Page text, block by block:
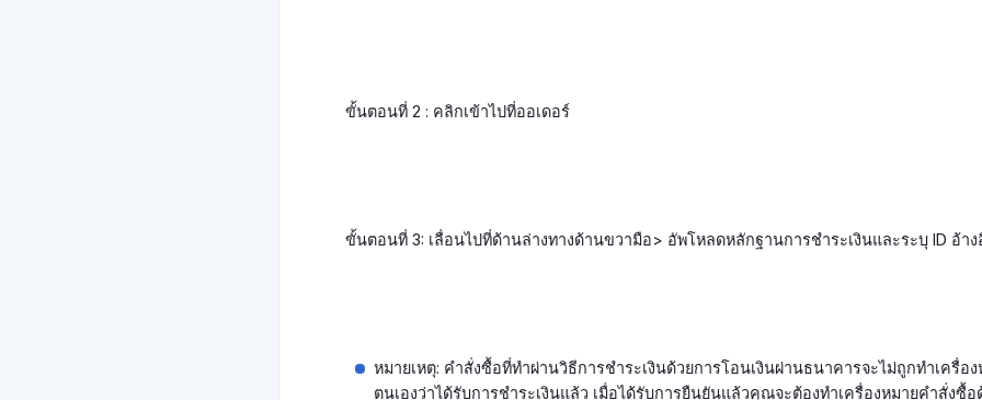
ขั้นตอนที่ 2 : คลิกเข้าไปที่ออเดอร์
ขั้นตอนที่ 3: เลื่อนไปที่ด้านล่างทางด้านขวามือ> อัพโหลดหลักฐานการชำระเงินและระบุ ID อ้าง
หมายเหตุ: คำสั่งซื้อที่ทำผ่านวิธีการชำระเงินด้วยการโอนเงินผ่านธนาคารจะไม่ถูกทำเครื่
ตนเองว่าได้รับการชำระเงินแล้ว เมื่อได้รับการยืนยันแล้วคุณจะต้องทำเครื่องหมายคำสั่งซื้อ